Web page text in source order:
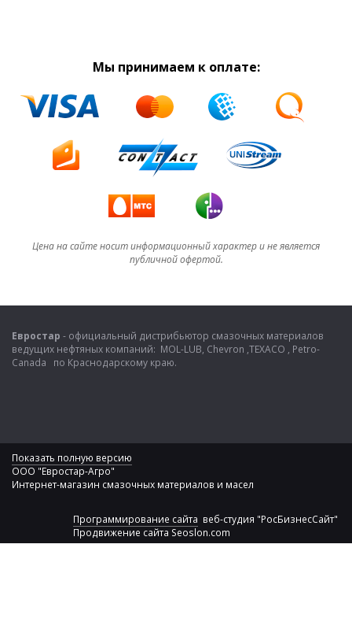
Мы принимаем к оплате:
Цена на сайте носит информационный характер и не является
публичной офертой.
Евростар - официальный дистрибьютор смазочных материалов
ведущих нефтяных компаний: MOL-LUB, Chevron ,TEXACO , Petro-
Canada по Краснодарскому краю.
Показать полную версию
ООО "Евростар-Агро"
Интернет-магазин смазочных материалов и масел
Программирование сайта веб-студия "РосБизнесСайт"
Продвижение сайта Seoslon.com